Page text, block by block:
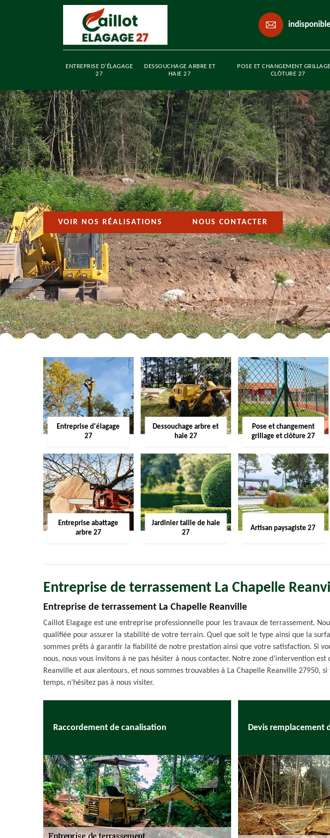
indisponible
ENTREPRISE D'ÉLAGAGE
27
DESSOUCHAGE ARBRE ET
HAIE 27
POSE ET CHANGEMENT
CLÔTURE 27
VOIR NOS RÉALISATIONS NOUS CONTACTER
Entreprise d'élagage
27
Dessouchage arbre et
haie 27
Pose et changement
grillage et clôture 27
Entreprise abattage
arbre 27
Jardinier taille de haie
27
Artisan paysagiste 27
Entreprise de terrassement La Chapelle
Entreprise de terrassement La Chapelle Reanville
Caillot Elagage est une entreprise professionnelle pour les travaux de terrassement.
qualifiée pour assurer la stabilité de votre terrain. Quel que soit le type ainsi que la
sommes prêts à garantir la fiabilité de notre prestation ainsi que votre satisfaction. Si
nous, nous vous invitons à ne pas hésiter à nous contacter. Notre zone d’intervention
Reanville et aux alentours, et nous sommes trouvables à La Chapelle Reanville 27950, si
temps, n’hésitez pas à nous visiter.
Raccordement de canalisation Devis remplacement